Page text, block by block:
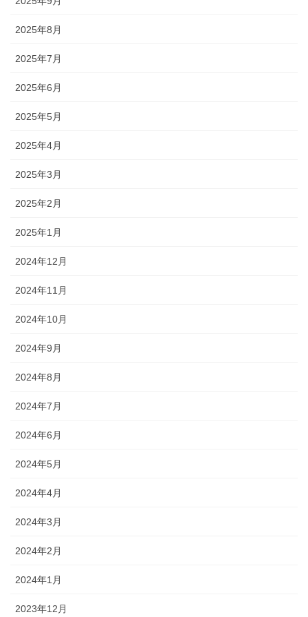
2025年8月
2025年7月
2025年6月
2025年5月
2025年4月
2025年3月
2025年2月
2025年1月
2024年12月
2024年11月
2024年10月
2024年9月
2024年8月
2024年7月
2024年6月
2024年5月
2024年4月
2024年3月
2024年2月
2024年1月
2023年12月